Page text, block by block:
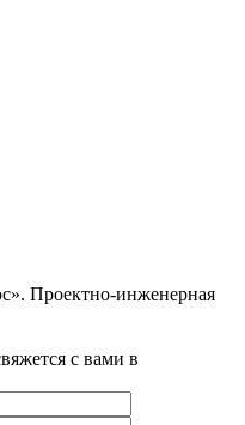
Проектно-инженерная
с вами в